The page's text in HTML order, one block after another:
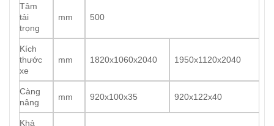
Tâm
tải
trọng
mm 500
Kích
thước
xe
mm 1820x1060x2040 1950x1120x2040
Càng
nâng
mm 920x100x35 920x122x40
Khả